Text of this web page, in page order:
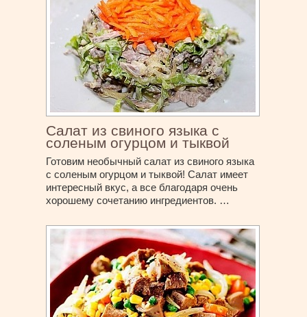
Салат из свиного языка с
соленым огурцом и тыквой
Готовим необычный салат из свиного языка
с соленым огурцом и тыквой! Салат имеет
интересный вкус, а все благодаря очень
хорошему сочетанию ингредиентов. …